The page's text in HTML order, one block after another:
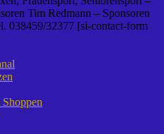
Tim Redmann – Sponsoren
038459/32377 [si-contact-form